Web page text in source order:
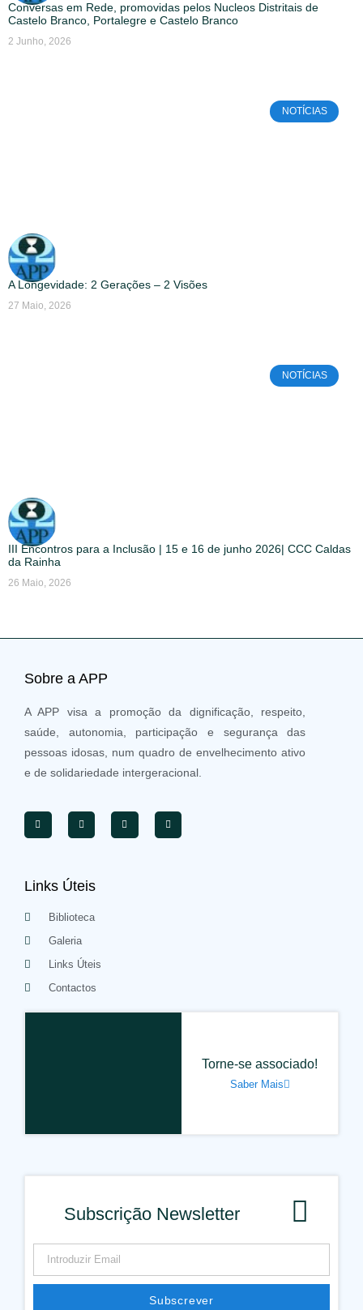
Conversas em Rede, promovidas pelos Nucleos Distritais de
Castelo Branco, Portalegre e Castelo Branco
2 Junho, 2026
NOTÍCIAS
A Longevidade: 2 Gerações – 2 Visões
27 Maio, 2026
NOTÍCIAS
III Encontros para a Inclusão | 15 e 16 de junho 2026| CCC Caldas
da Rainha
26 Maio, 2026
Sobre a APP
A APP visa a promoção da dignificação, respeito,
saúde, autonomia, participação e segurança das
pessoas idosas, num quadro de envelhecimento ativo
e de solidariedade intergeracional.
Links Úteis
Biblioteca
Galeria
Links Úteis
Contactos
Torne-se associado!
Saber Mais
Subscrição Newsletter
Subscrever